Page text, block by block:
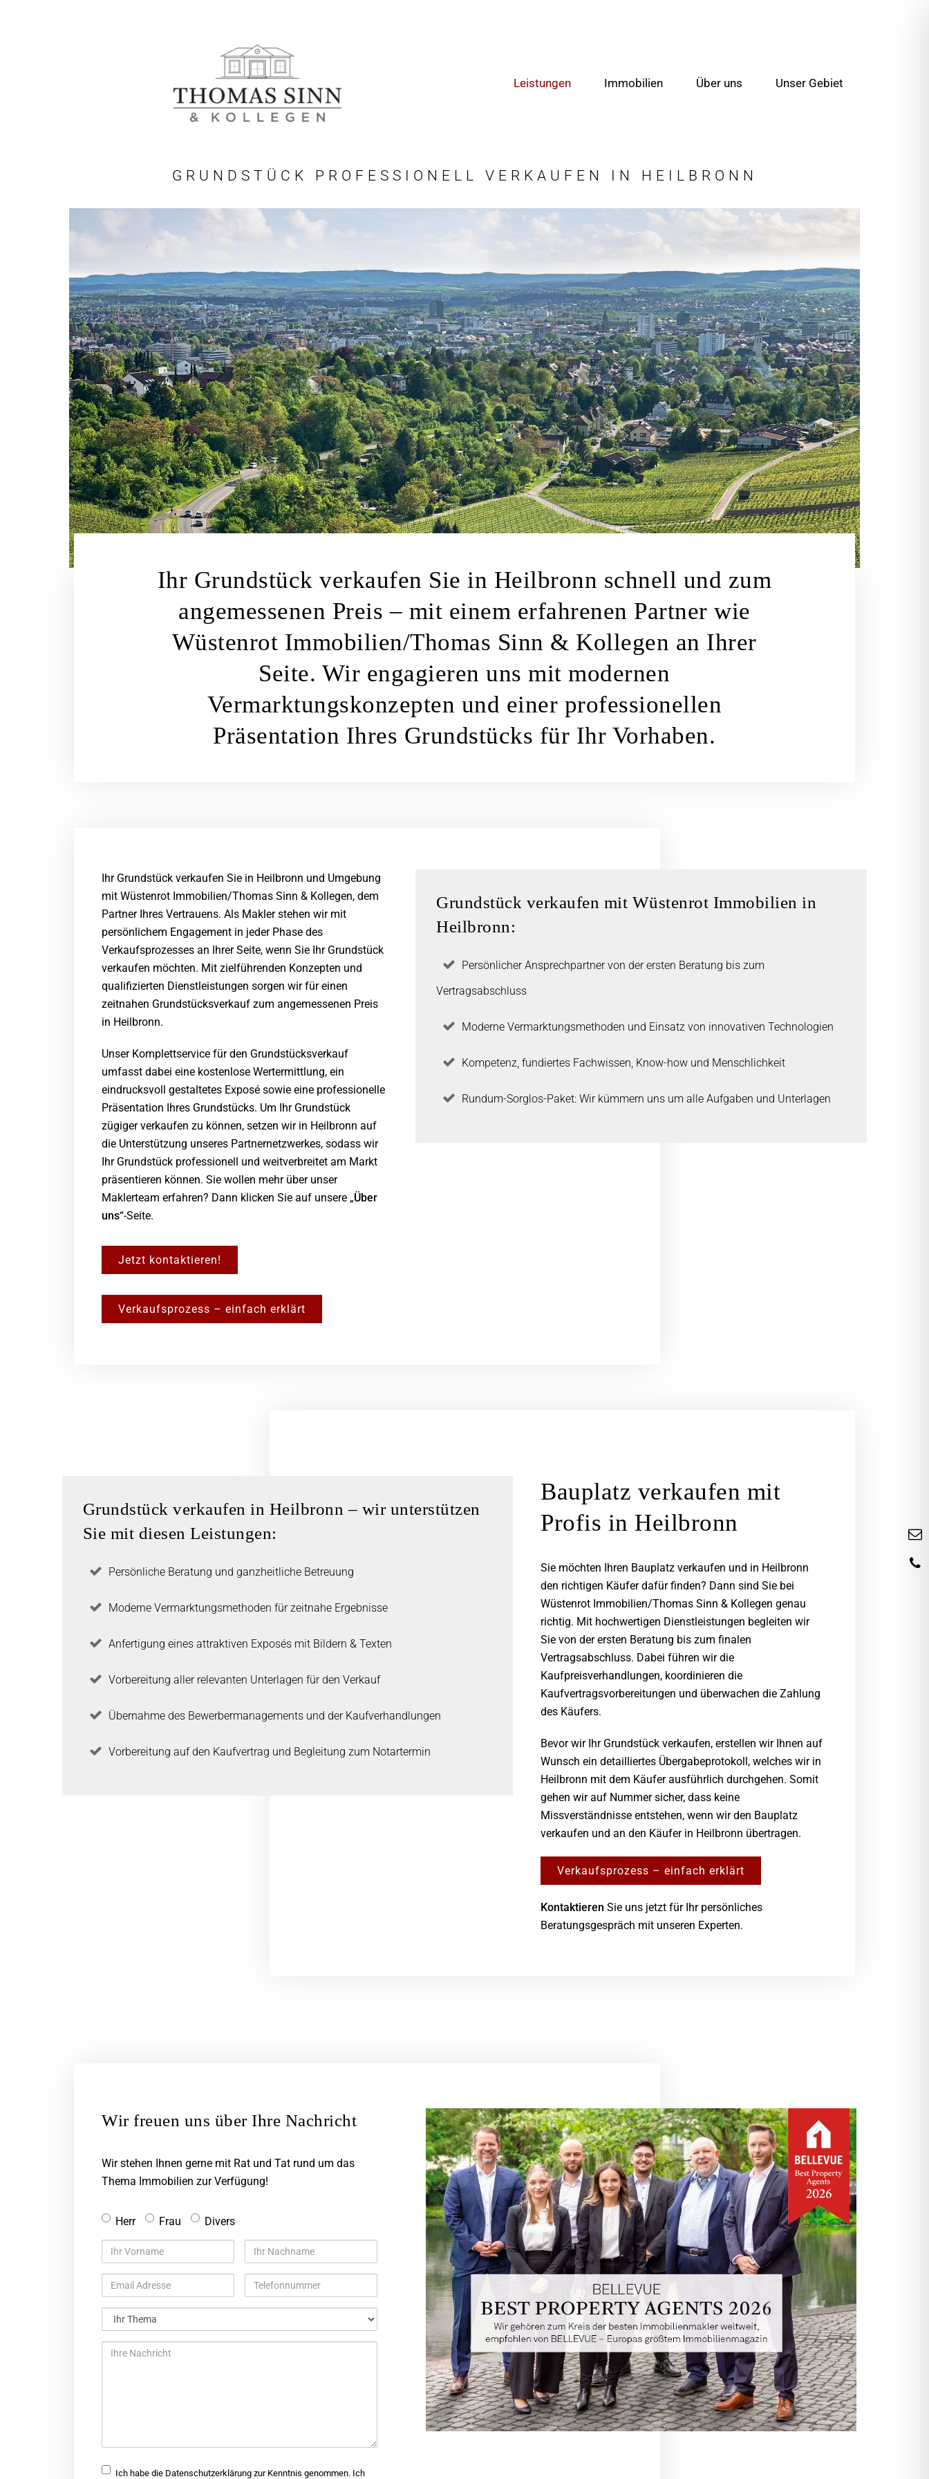
Leistungen Immobilien Über uns Unser Gebiet
GRUNDSTÜCK PROFESSIONELL VERKAUFEN IN HEILBRONN
Ihr Grundstück verkaufen Sie in Heilbronn schnell und zum
angemessenen Preis – mit einem erfahrenen Partner wie
Wüstenrot Immobilien/Thomas Sinn & Kollegen an Ihrer
Seite. Wir engagieren uns mit modernen
Vermarktungskonzepten und einer professionellen
Präsentation Ihres Grundstücks für Ihr Vorhaben.
Ihr Grundstück verkaufen Sie in Heilbronn und Umgebung
mit Wüstenrot Immobilien/Thomas Sinn & Kollegen, dem
Partner Ihres Vertrauens. Als Makler stehen wir mit
persönlichem Engagement in jeder Phase des
Verkaufsprozesses an Ihrer Seite, wenn Sie Ihr Grundstück
verkaufen möchten. Mit zielführenden Konzepten und
qualifizierten Dienstleistungen sorgen wir für einen
zeitnahen Grundstücksverkauf zum angemessenen Preis
in Heilbronn.
Unser Komplettservice für den Grundstücksverkauf
umfasst dabei eine kostenlose Wertermittlung, ein
eindrucksvoll gestaltetes Exposé sowie eine professionelle
Präsentation Ihres Grundstücks. Um Ihr Grundstück
zügiger verkaufen zu können, setzen wir in Heilbronn auf
die Unterstützung unseres Partnernetzwerkes, sodass wir
Ihr Grundstück professionell und weitverbreitet am Markt
präsentieren können. Sie wollen mehr über unser
Maklerteam erfahren? Dann klicken Sie auf unsere „Über
uns“-Seite.
Jetzt kontaktieren!
Verkaufsprozess – einfach erklärt
Grundstück verkaufen mit Wüstenrot Immobilien in
Heilbronn:
Persönlicher Ansprechpartner von der ersten Beratung bis zum
Vertragsabschluss
Moderne Vermarktungsmethoden und Einsatz von innovativen Technologien
Kompetenz, fundiertes Fachwissen, Know-how und Menschlichkeit
Rundum-Sorglos-Paket: Wir kümmern uns um alle Aufgaben und Unterlagen
Grundstück verkaufen in Heilbronn – wir unterstützen
Sie mit diesen Leistungen:
Persönliche Beratung und ganzheitliche Betreuung
Moderne Vermarktungsmethoden für zeitnahe Ergebnisse
Anfertigung eines attraktiven Exposés mit Bildern & Texten
Vorbereitung aller relevanten Unterlagen für den Verkauf
Übernahme des Bewerbermanagements und der Kaufverhandlungen
Vorbereitung auf den Kaufvertrag und Begleitung zum Notartermin
Bauplatz verkaufen mit
Profis in Heilbronn
Sie möchten Ihren Bauplatz verkaufen und in Heilbronn
den richtigen Käufer dafür finden? Dann sind Sie bei
Wüstenrot Immobilien/Thomas Sinn & Kollegen genau
richtig. Mit hochwertigen Dienstleistungen begleiten wir
Sie von der ersten Beratung bis zum finalen
Vertragsabschluss. Dabei führen wir die
Kaufpreisverhandlungen, koordinieren die
Kaufvertragsvorbereitungen und überwachen die Zahlung
des Käufers.
Bevor wir Ihr Grundstück verkaufen, erstellen wir Ihnen auf
Wunsch ein detailliertes Übergabeprotokoll, welches wir in
Heilbronn mit dem Käufer ausführlich durchgehen. Somit
gehen wir auf Nummer sicher, dass keine
Missverständnisse entstehen, wenn wir den Bauplatz
verkaufen und an den Käufer in Heilbronn übertragen.
Verkaufsprozess – einfach erklärt
Kontaktieren Sie uns jetzt für Ihr persönliches
Beratungsgespräch mit unseren Experten.
Wir freuen uns über Ihre Nachricht
Wir stehen Ihnen gerne mit Rat und Tat rund um das
Thema Immobilien zur Verfügung!
Anrede
Herr Frau
Divers
Ihr
Vorname
Ihr
Nachname
Email
Adresse
Telefonnummer
Ihr
Thema
Ihre
Checkbox
Ich habe die Datenschutzerklärung zur Kenntnis genommen. Ich